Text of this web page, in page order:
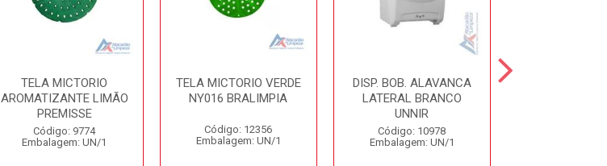
TELA MICTORIO
AROMATIZANTE LIMÃO
PREMISSE
Código: 9774
Embalagem: UN/1
TELA MICTORIO VERDE
NY016 BRALIMPIA
Código: 12356
Embalagem: UN/1
DISP. BOB. ALAVANCA
LATERAL BRANCO
UNNIR
Código: 10978
Embalagem: UN/1